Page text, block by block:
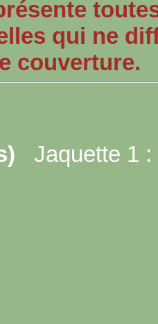
qui ne
couverture.
Jaquette 1 :